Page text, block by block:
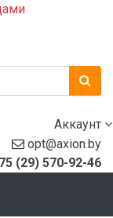
Аккаунт
opt@axion.by
(29) 570-92-46